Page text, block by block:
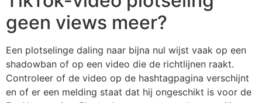
geen views meer?
Een plotselinge daling naar bijna nul wijst vaak op een
shadowban of op een video die de richtlijnen raakt.
Controleer of de video op de hashtagpagina verschijnt
en of er een melding staat dat hij ongeschikt is voor de